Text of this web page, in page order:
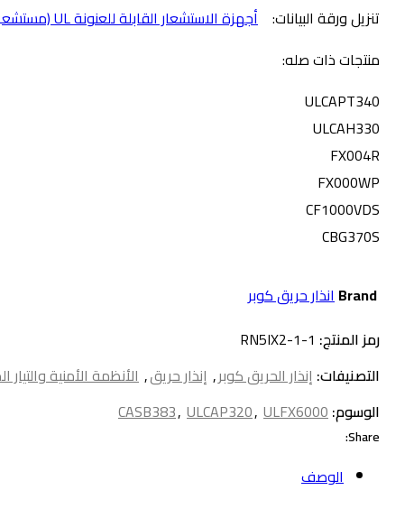
تنزيل ورقة البيانات: أجهزة الاستشعار القابلة للعنونة UL (مستشعرات متعددة-حرارة-دخان)
منتجات ذات صله:
ULCAPT340
ULCAH330
FX004R
FX000WP
CF1000VDS
CBG370S
Brandانذار حريق كوبر
رمز المنتج: RN5IX2-1-1
التصنيفات: إنذار الحريق كوبر, إنذار حريق, الأنظمة الأمنية
الوسوم:
CASB383, ULCAP320, ULFX6000
Share:
الوصف